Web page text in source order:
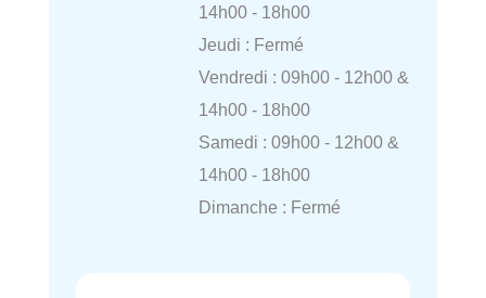
14h00 - 18h00
Jeudi : Fermé
Vendredi : 09h00 - 12h00 &
14h00 - 18h00
Samedi : 09h00 - 12h00 &
14h00 - 18h00
Dimanche : Fermé